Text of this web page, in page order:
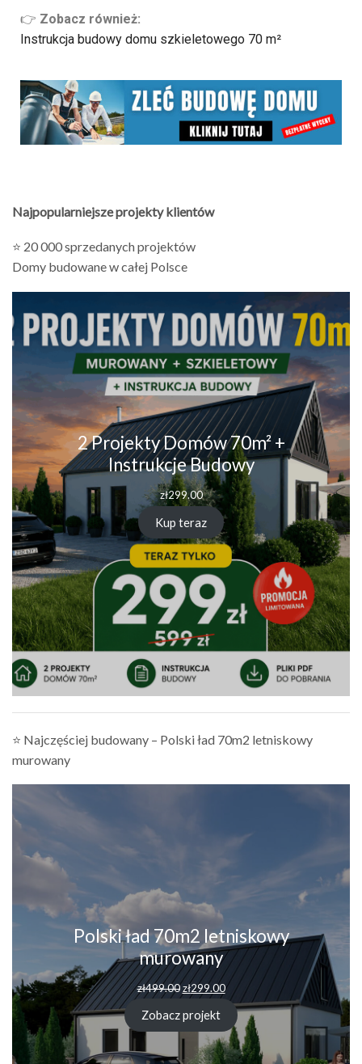
👉 Zobacz również:
Instrukcja budowy domu szkieletowego 70 m²
Najpopularniejsze projekty klientów
⭐ 20 000 sprzedanych projektów
Domy budowane w całej Polsce
2 Projekty Domów 70m² +
Instrukcje Budowy
zł299.00
Kup teraz
⭐ Najczęściej budowany – Polski ład 70m2 letniskowy
murowany
Polski ład 70m2 letniskowy
murowany
zł499.00 zł299.00
Zobacz projekt